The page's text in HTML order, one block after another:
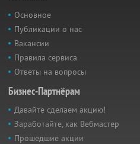
Основное
Публикации о нас
Вакансии
Правила сервиса
Ответы на вопросы
Бизнес-Партнёрам
Давайте сделаем акцию!
Заработайте, как Вебмастер
Прошедшие акции